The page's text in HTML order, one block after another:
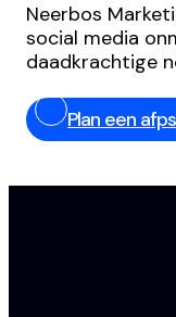
Neerbos
social media
daadkrachtige
Plan een